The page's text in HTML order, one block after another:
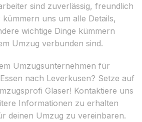
sind zuverlässig, freundlich
uns um alle Details,
wichtige Dinge kümmern
Umzug verbunden sind.
Umzugsunternehmen für
nach Leverkusen? Setze auf
Glaser! Kontaktiere uns
Informationen zu erhalten
deinen Umzug zu vereinbaren.